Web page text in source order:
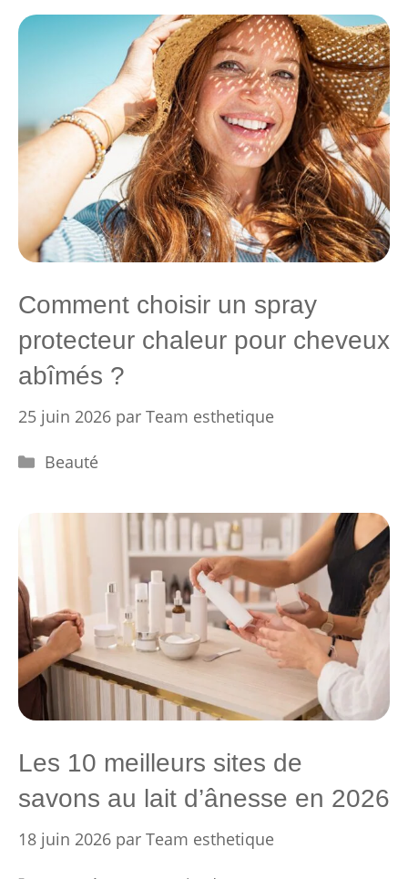
Comment choisir un spray
protecteur chaleur pour cheveux
abîmés ?
25 juin 2026 par Team esthetique
Catégories
Beauté
Les 10 meilleurs sites de
savons au lait d’ânesse en 2026
18 juin 2026 par Team esthetique